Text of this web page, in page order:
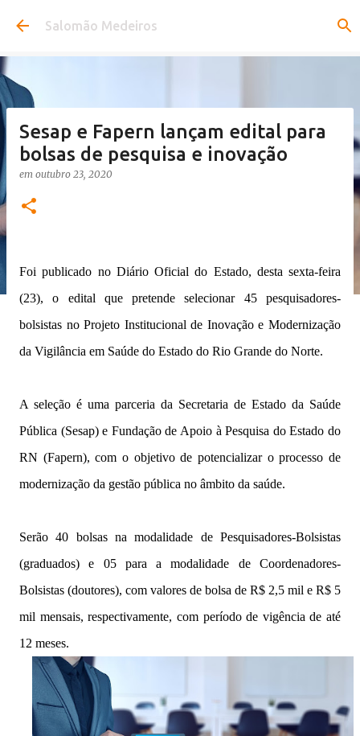
Pular para o conteúdo principal
Salomão Medeiros
Sesap e Fapern lançam edital para
bolsas de pesquisa e inovação
em outubro 23, 2020
Foi publicado no Diário Oficial do Estado, desta sexta-feira
(23), o edital que pretende selecionar 45 pesquisadores-
bolsistas no Projeto Institucional de Inovação e Modernização
da Vigilância em Saúde do Estado do Rio Grande do Norte.
A seleção é uma parceria da Secretaria de Estado da Saúde
Pública (Sesap) e Fundação de Apoio à Pesquisa do Estado do
RN (Fapern), com o objetivo de potencializar o processo de
modernização da gestão pública no âmbito da saúde.
Serão 40 bolsas na modalidade de Pesquisadores-Bolsistas
(graduados) e 05 para a modalidade de Coordenadores-
Bolsistas (doutores), com valores de bolsa de R$ 2,5 mil e R$ 5
mil mensais, respectivamente, com período de vigência de até
12 meses.